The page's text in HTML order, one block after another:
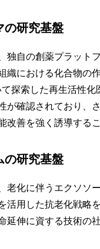
の研究基盤
独自の創薬プラット
織における化合物の
探索した再生活性
が確認されており、
改善を強く誘導する
の研究基盤
老化に伴うエクソソ
活用した抗老化戦略
延伸に資する技術の